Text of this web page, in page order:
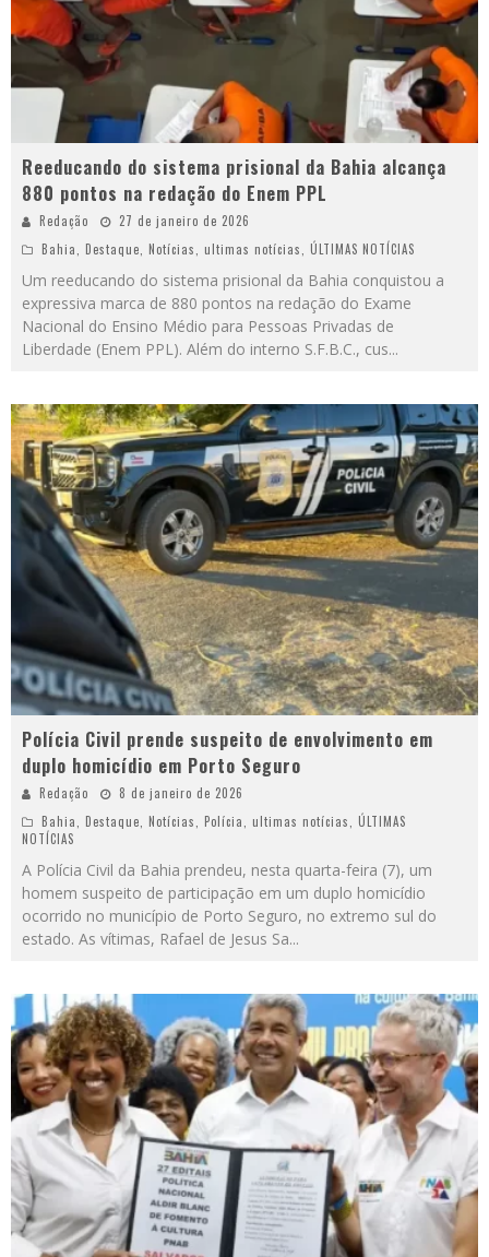
Reeducando do sistema prisional da Bahia alcança
880 pontos na redação do Enem PPL
Redação
27 de janeiro de 2026
Bahia
Destaque Notícias ultimas notícias ÚLTIMAS NOTÍCIAS
Um reeducando do sistema prisional da Bahia conquistou a
expressiva marca de 880 pontos na redação do Exame
Nacional do Ensino Médio para Pessoas Privadas de
Liberdade (Enem PPL). Além do interno S.F.B.C., cus...
Polícia Civil prende suspeito de envolvimento em
duplo homicídio em Porto Seguro
Redação
8 de janeiro de 2026
Bahia, Destaque, Notícias, Polícia, ultimas notícias, ÚLTIMAS
NOTÍCIAS
A Polícia Civil da Bahia prendeu, nesta quarta-feira (7), um
homem suspeito de participação em um duplo homicídio
ocorrido no município de Porto Seguro, no extremo sul do
estado. As vítimas, Rafael de Jesus Sa...